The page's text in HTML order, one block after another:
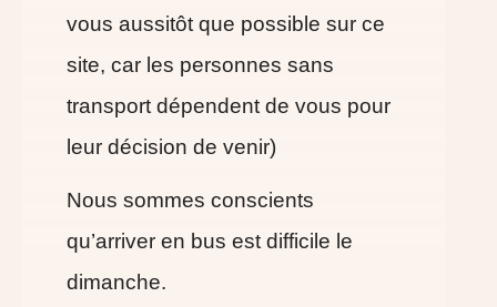
vous aussitôt que possible sur ce
site, car les personnes sans
transport dépendent de vous pour
leur décision de venir)
Nous sommes conscients
qu’arriver en bus est difficile le
dimanche.